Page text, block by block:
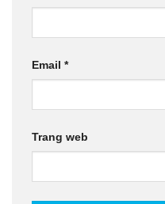
Email *
Trang web